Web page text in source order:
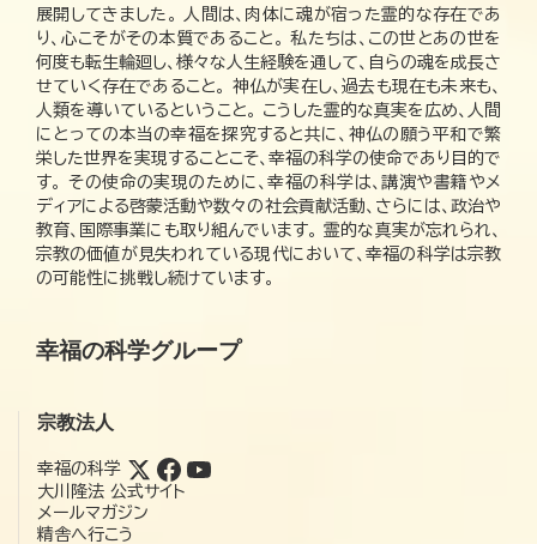
展開してきました。 人間は、肉体に魂が宿った霊的な存在であ
り、心こそがその本質であること。 私たちは、この世とあの世を
何度も転生輪廻し、様々な人生経験を通して、自らの魂を成長さ
せていく存在であること。 神仏が実在し、過去も現在も未来も、
人類を導いているということ。 こうした霊的な真実を広め、人間
にとっての本当の幸福を探究すると共に、神仏の願う平和で繁
栄した世界を実現することこそ、幸福の科学の使命であり目的で
す。 その使命の実現のために、幸福の科学は、講演や書籍やメ
ディアによる啓蒙活動や数々の社会貢献活動、さらには、政治や
教育、国際事業にも取り組んでいます。 霊的な真実が忘れられ、
宗教の価値が見失われている現代において、幸福の科学は宗教
の可能性に挑戦し続けています。
幸福の科学グループ
宗教法人
幸福の科学
大川隆法 公式サイト
メールマガジン
精舎へ行こう